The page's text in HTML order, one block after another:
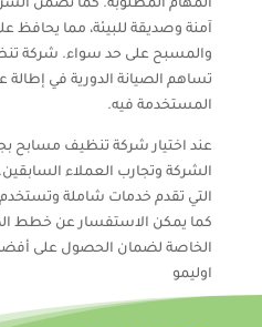
المهام المطلوبة. كما تضمن
آمنة وصديقة للبيئة، مما يحافظ
والمسبح على حد سواء. شركة
تساهم الصيانة الدورية في
المستخدمة فيه.
عند اختيار شركة تنظيف مسابح
الشركة وتجارب العملاء
التي تقدم خدمات شاملة
كما يمكن الاستفسار عن خطط
الخاصة لضمان الحصول على
اوليمو